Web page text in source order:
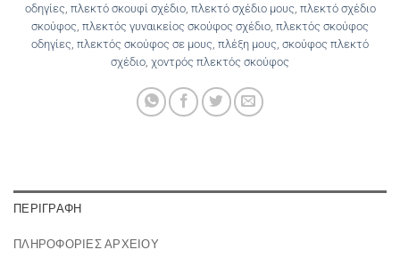
οδηγίες, πλεκτό σκουφί σχέδιο, πλεκτό σχέδιο μους, πλεκτό σχέδιο
σκούφος πλεκτός γυναικείος σκούφος σχέδιο πλεκτός σκούφος
οδηγίες πλεκτός σκούφος σε μους πλέξη μους σκούφος πλεκτό
σχέδιο χοντρός πλεκτός σκούφος
ΠΕΡΙΓΡΑΦΉ
ΠΛΗΡΟΦΟΡΙΕΣ ΑΡΧΕΙΟΥ